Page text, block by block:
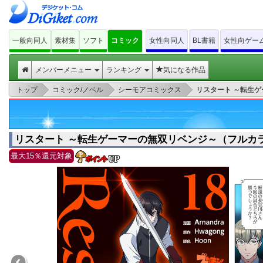
一般向同人 素材集 ソフト コミック 女性向同人 BL書籍 女性向ゲー
メンバーメニュー ランキング 気になる作品
トップ > コミック/ノベル > シーモアコミックス > リスタート ～転生
リスタート ～転生ゲーマーの無双リベンジ～（フルカ
最大15％還元対象